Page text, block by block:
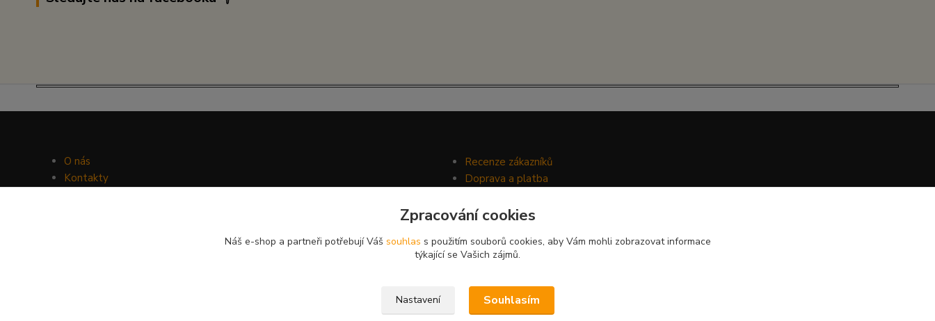
O nás
Kontakty
Recenze zákazníků
Doprava a platba
Obchodní podmínky
Zpracování cookies
Náš e-shop a partneři potřebují Váš souhlas s použitím souborů cookies, aby Vám mohli zobrazovat informace
týkající se Vašich zájmů.
Nastavení Souhlasím